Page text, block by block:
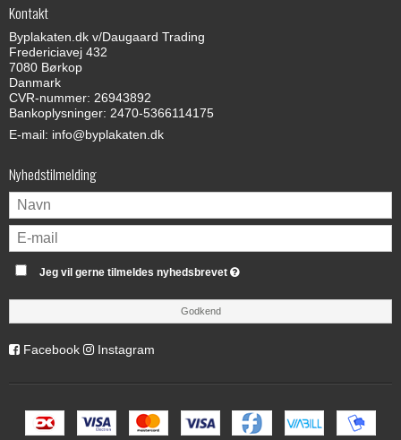
Kontakt
Byplakaten.dk v/Daugaard Trading
Fredericiavej 432
7080 Børkop
Danmark
CVR-nummer: 26943892
Bankoplysninger: 2470-5366114175
E-mail: info@byplakaten.dk
Nyhedstilmelding
Jeg vil gerne tilmeldes nyhedsbrevet
Godkend
Facebook Instagram